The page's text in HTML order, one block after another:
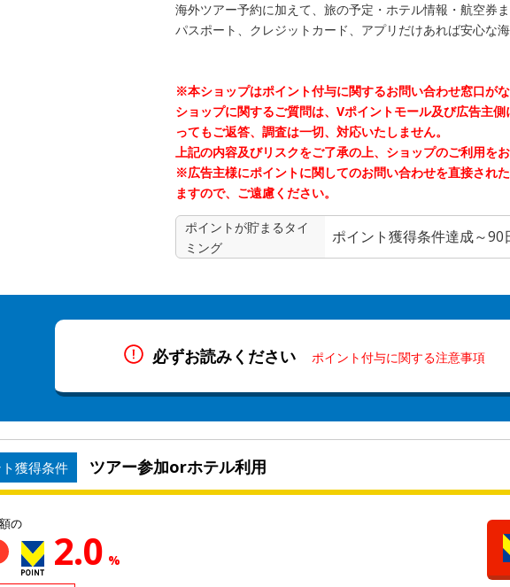
海外ツアー予約に加えて、旅の予定・ホテル情報・航空券ま
パスポート、クレジットカード、アプリだけあれば安心な
※本ショップはポイント付与に関するお問い合わせ窓口がな
ショップに関するご質問は、Vポイントモール及び広告主
ってもご返答、調査は一切、対応いたしません。
上記の内容及びリスクをご了承の上、ショップのご利用をお
※広告主様にポイントに関してのお問い合わせを直接され
ますので、ご遠慮ください。
ポイントが貯まる タイ
ミング
ポイント獲得条件達成～90
必ずお読みください ポイント付与に関する注意事項
獲得条件 ツアー参加orホテル利用
の
2.0 %